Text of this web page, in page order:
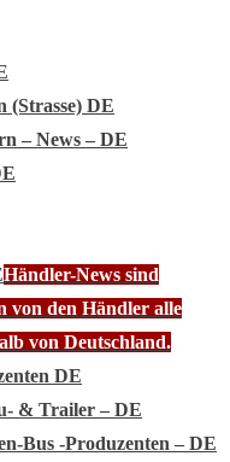
(Strasse) DE
– News – DE
Händler-News sind
von den Händler alle
von Deutschland.
DE
& Trailer – DE
Bus -Produzenten – DE